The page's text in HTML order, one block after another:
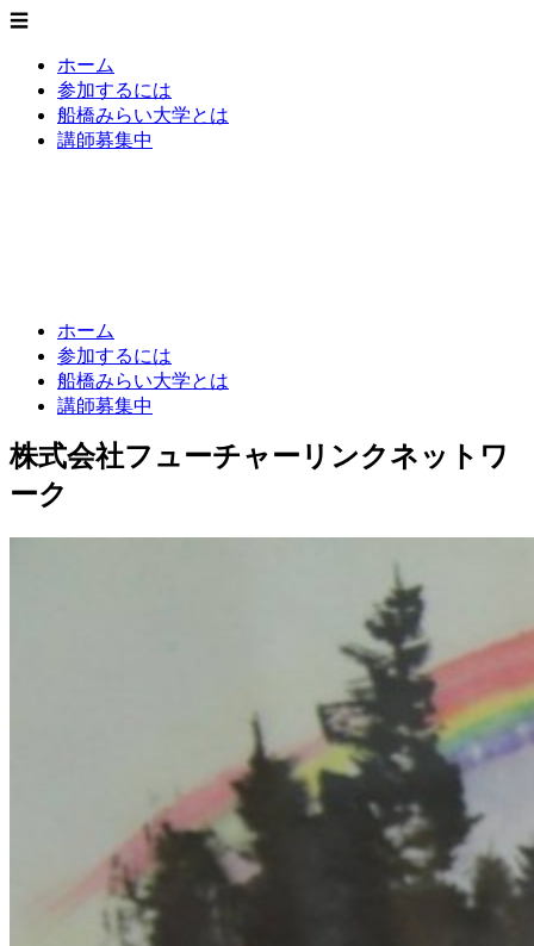
☰
ホーム
参加するには
船橋みらい大学とは
講師募集中
ホーム
参加するには
船橋みらい大学とは
講師募集中
株式会社フューチャーリンクネットワ
ーク